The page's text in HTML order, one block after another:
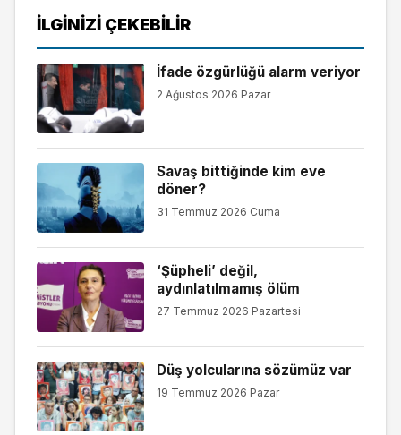
İLGINIZI ÇEKEBILIR
İfade özgürlüğü alarm veriyor
2 Ağustos 2026 Pazar
Savaş bittiğinde kim eve
döner?
31 Temmuz 2026 Cuma
‘Şüpheli’ değil,
aydınlatılmamış ölüm
27 Temmuz 2026 Pazartesi
Düş yolcularına sözümüz var
19 Temmuz 2026 Pazar